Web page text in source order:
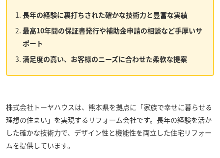
長年の経験に裏打ちされた確かな技術力と豊富な実績
最高10年間の保証書発行や補助金申請の相談など手厚いサ
ポート
満足度の高い、お客様のニーズに合わせた柔軟な提案
株式会社トーヤハウスは、熊本県を拠点に「家族で幸せに暮らせる
理想の住まい」を実現するリフォーム会社です。長年の経験を活か
した確かな技術力で、デザイン性と機能性を両立した住宅リフォー
ムを提供しています。